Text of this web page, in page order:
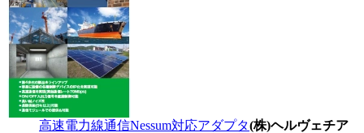
高速電力線通信Nessum対応アダプタ(株)ヘルヴェチア